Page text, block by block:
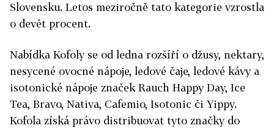
Slovensku. Letos meziročně tato kategorie vzrostla
o devět procent.
Nabídka Kofoly se od ledna rozšíří o džusy, nektary,
nesycené ovocné nápoje, ledové čaje, ledové kávy a
isotonické nápoje značek Rauch Happy Day, Ice
Tea, Bravo, Nativa, Cafemio, Isotonic či Yippy.
Kofola získá právo distribuovat tyto značky do